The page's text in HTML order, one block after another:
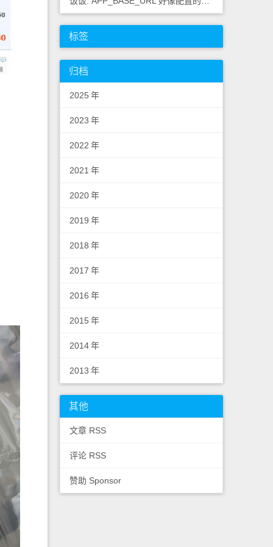
标签
归档
2025 年
2023 年
2022 年
2021 年
2020年
2019 年
2018 年
2017 年
2016 年
2015 年
2014年
2013 年
其他
文章 RSS
评论 RSS
赞助 Sponsor